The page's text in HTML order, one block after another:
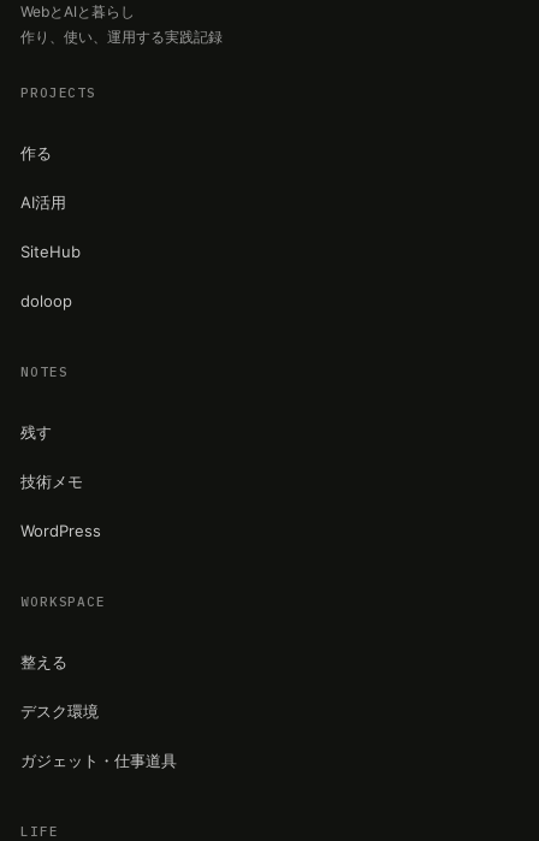
WebとAIと暮らし
作り、使い、運用する実践記録
PROJECTS
作る
AI活用
SiteHub
doloop
NOTES
残す
技術メモ
WordPress
WORKSPACE
整える
デスク環境
ガジェット・仕事道具
LIFE